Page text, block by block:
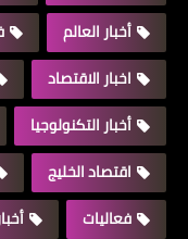
أخبار العالم
اخبار الاقتصاد
أخبار التكنولوجيا
اقتصاد الخليج
فعاليات